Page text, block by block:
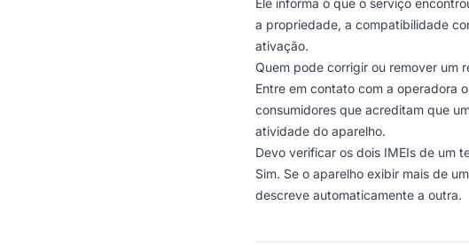
Ele informa o que o serviço
a propriedade, a compatibilidade
ativação.
Quem pode corrigir ou remover um
Entre em contato com a operadora
consumidores que acreditam que
atividade do aparelho.
Devo verificar os dois IMEIs de um
Sim. Se o aparelho exibir mais de
descreve automaticamente a outra.